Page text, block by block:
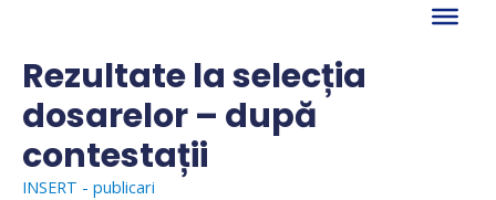
contentRezultate la selecția
dosarelor – după
contestații
INSERT - publicari